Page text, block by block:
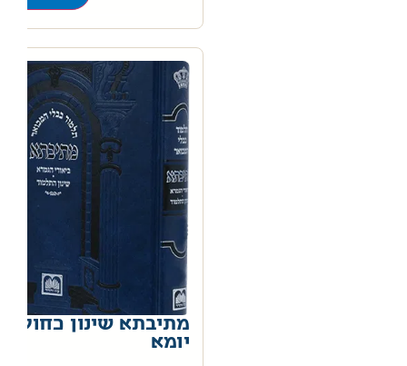
מתיבתא שינון כחול –
יומא